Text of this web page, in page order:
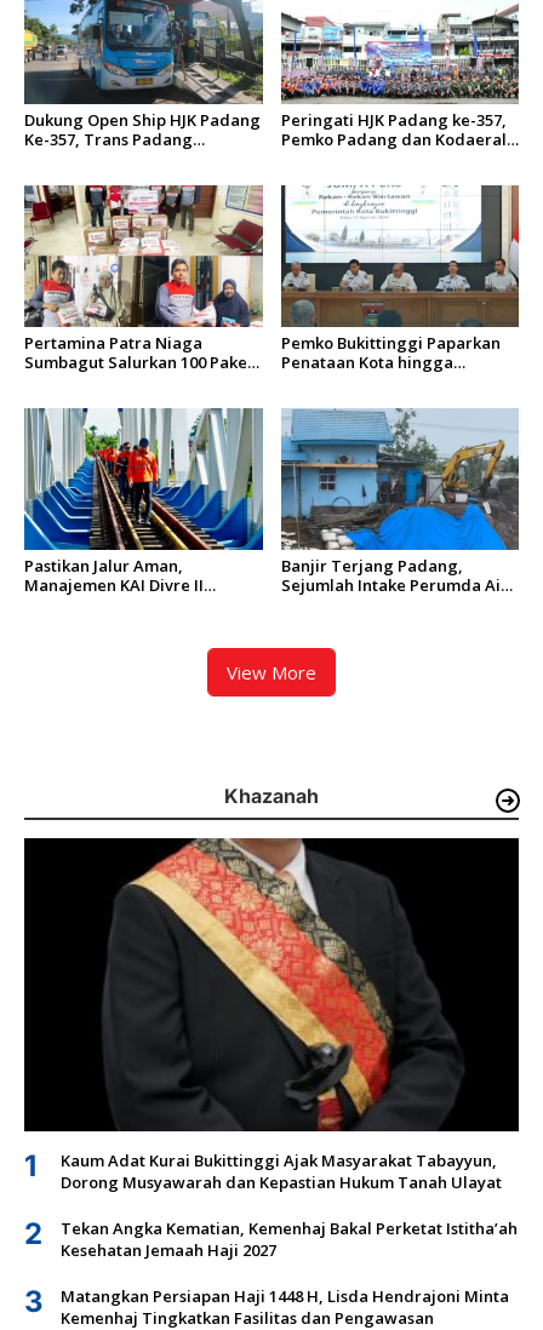
Dukung Open Ship HJK Padang
Ke-357, Trans Padang
Peringati HJK Padang ke-357,
Pemko Padang dan Kodaeral
Pertamina Patra Niaga
Sumbagut Salurkan 100 Paket
Pemko Bukittinggi Paparkan
Penataan Kota hingga
Pastikan Jalur Aman,
Manajemen KAI Divre II
Banjir Terjang Padang,
Sejumlah Intake Perumda Air
View More
Khazanah
1
Kaum Adat Kurai Bukittinggi Ajak Masyarakat Tabayyun,
Dorong Musyawarah dan Kepastian Hukum Tanah Ulayat
2
Tekan Angka Kematian, Kemenhaj Bakal Perketat Istitha’ah
Kesehatan Jemaah Haji 2027
3
Matangkan Persiapan Haji 1448 H, Lisda Hendrajoni Minta
Kemenhaj Tingkatkan Fasilitas dan Pengawasan